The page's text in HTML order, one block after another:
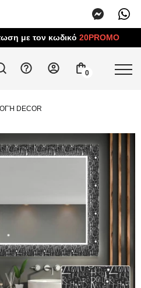
με τον κωδικό 20PROMO
0
DECOR